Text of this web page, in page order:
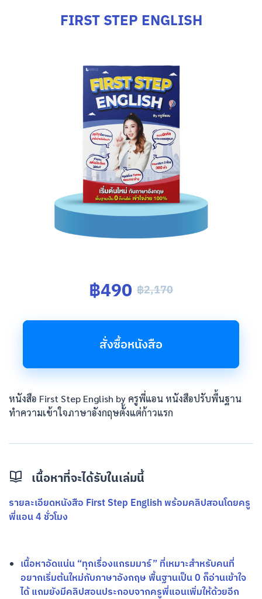
หนังสือ First Step English by ครูพี่แอน หนังสือปรับพื้นฐาน
ทำความเข้าใจภาษาอังกฤษตั้งแต่ก้าวแรก
เนื้อหาที่จะได้รับในเล่มนี้
รายละเอียดหนังสือ First Step English พร้อมคลิปสอนโดยครู
พี่แอน 4 ชั่วโมง
เนื้อหาอัดแน่น “ทุกเรื่องแกรมมาร์” ที่เหมาะสำหรับคนที่
อยากเริ่มต้นใหม่กับภาษาอังกฤษ พื้นฐานเป็น 0 ก็อ่านเข้าใจ
ได้ แถมยังมีคลิปสอนประกอบจากครูพี่แอนเพิ่มให้ด้วยอีก
FIRST STEP ENGLISH
฿490 ฿2,170
สั่งซื้อหนังสือ